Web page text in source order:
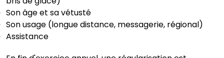
Son âge et sa vétusté
Son usage (longue distance, messagerie, régional)
Assistance